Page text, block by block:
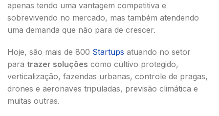
apenas tendo uma vantagem competitiva e
sobrevivendo no mercado, mas também atendendo
uma demanda que não para de crescer.
Hoje, são mais de 800 Startups atuando no setor
para trazer soluções como cultivo protegido,
verticalização, fazendas urbanas, controle de pragas,
drones e aeronaves tripuladas, previsão climática e
muitas outras.